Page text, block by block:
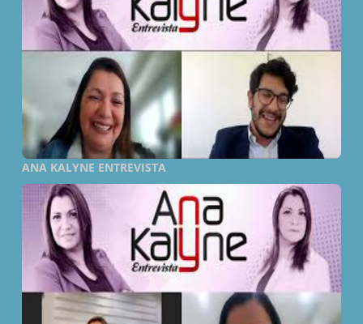
ANA KALYNE ENTREVISTA